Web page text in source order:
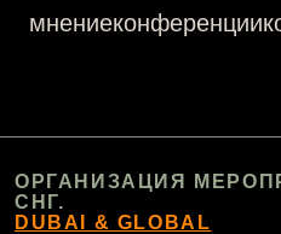
мнениеконференции
ОРГАНИЗАЦИЯ
СНГ.
DUBAI & GLOBAL